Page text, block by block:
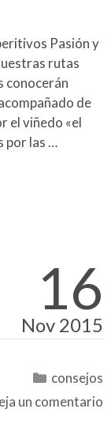
Pasión y
rutas
conocerán
de
el viñedo «el
por las …
16
Nov 2015
consejos
un comentario